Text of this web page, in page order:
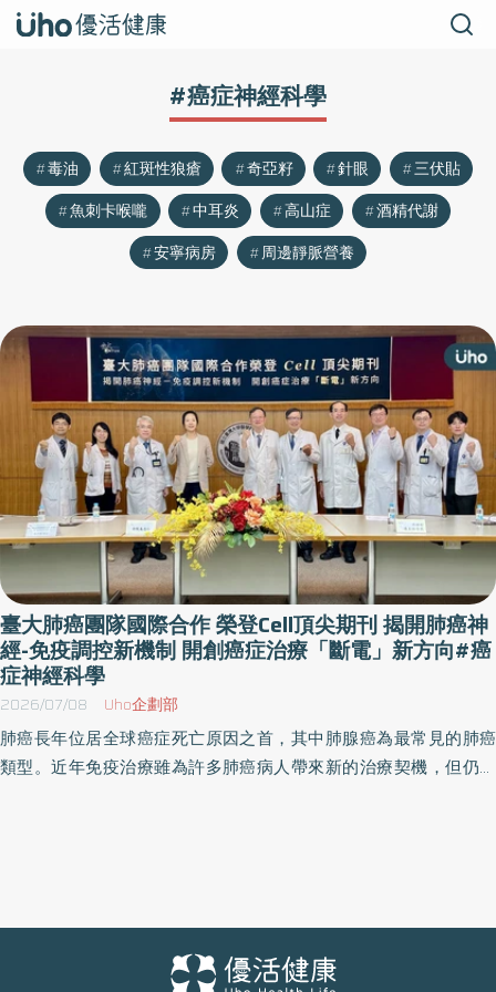
#癌症神經科學
毒油 紅斑性狼瘡 奇亞籽 針眼
三伏貼
魚刺卡喉嚨
中耳炎 高山症
酒精代謝
安寧病房
周邊靜脈營養
臺大肺癌團隊國際合作 榮登Cell頂尖期刊 揭開肺癌神
經-免疫調控新機制 開創癌症治療「斷電」新方向#癌
症神經科學
2026/07/08 Uho企劃部
肺癌長年位居全球癌症死亡原因之首，其中肺腺癌為最常見的肺癌
類型。近年免疫治療雖為許多肺癌病人帶來新的治療契機，但仍有
新的「斷電」治療策略。研究成果發表於國際頂尖期刊《Cell》，展